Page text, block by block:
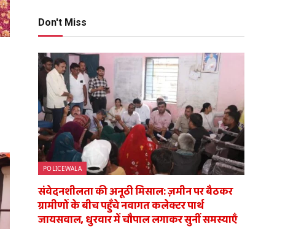
Don't Miss
POLICEWALA
संवेदनशीलता की अनूठी मिसाल: ज़मीन पर बैठकर
ग्रामीणों के बीच पहुँचे नवागत कलेक्टर पार्थ
जायसवाल, धुरवार में चौपाल लगाकर सुनीं समस्याएँ